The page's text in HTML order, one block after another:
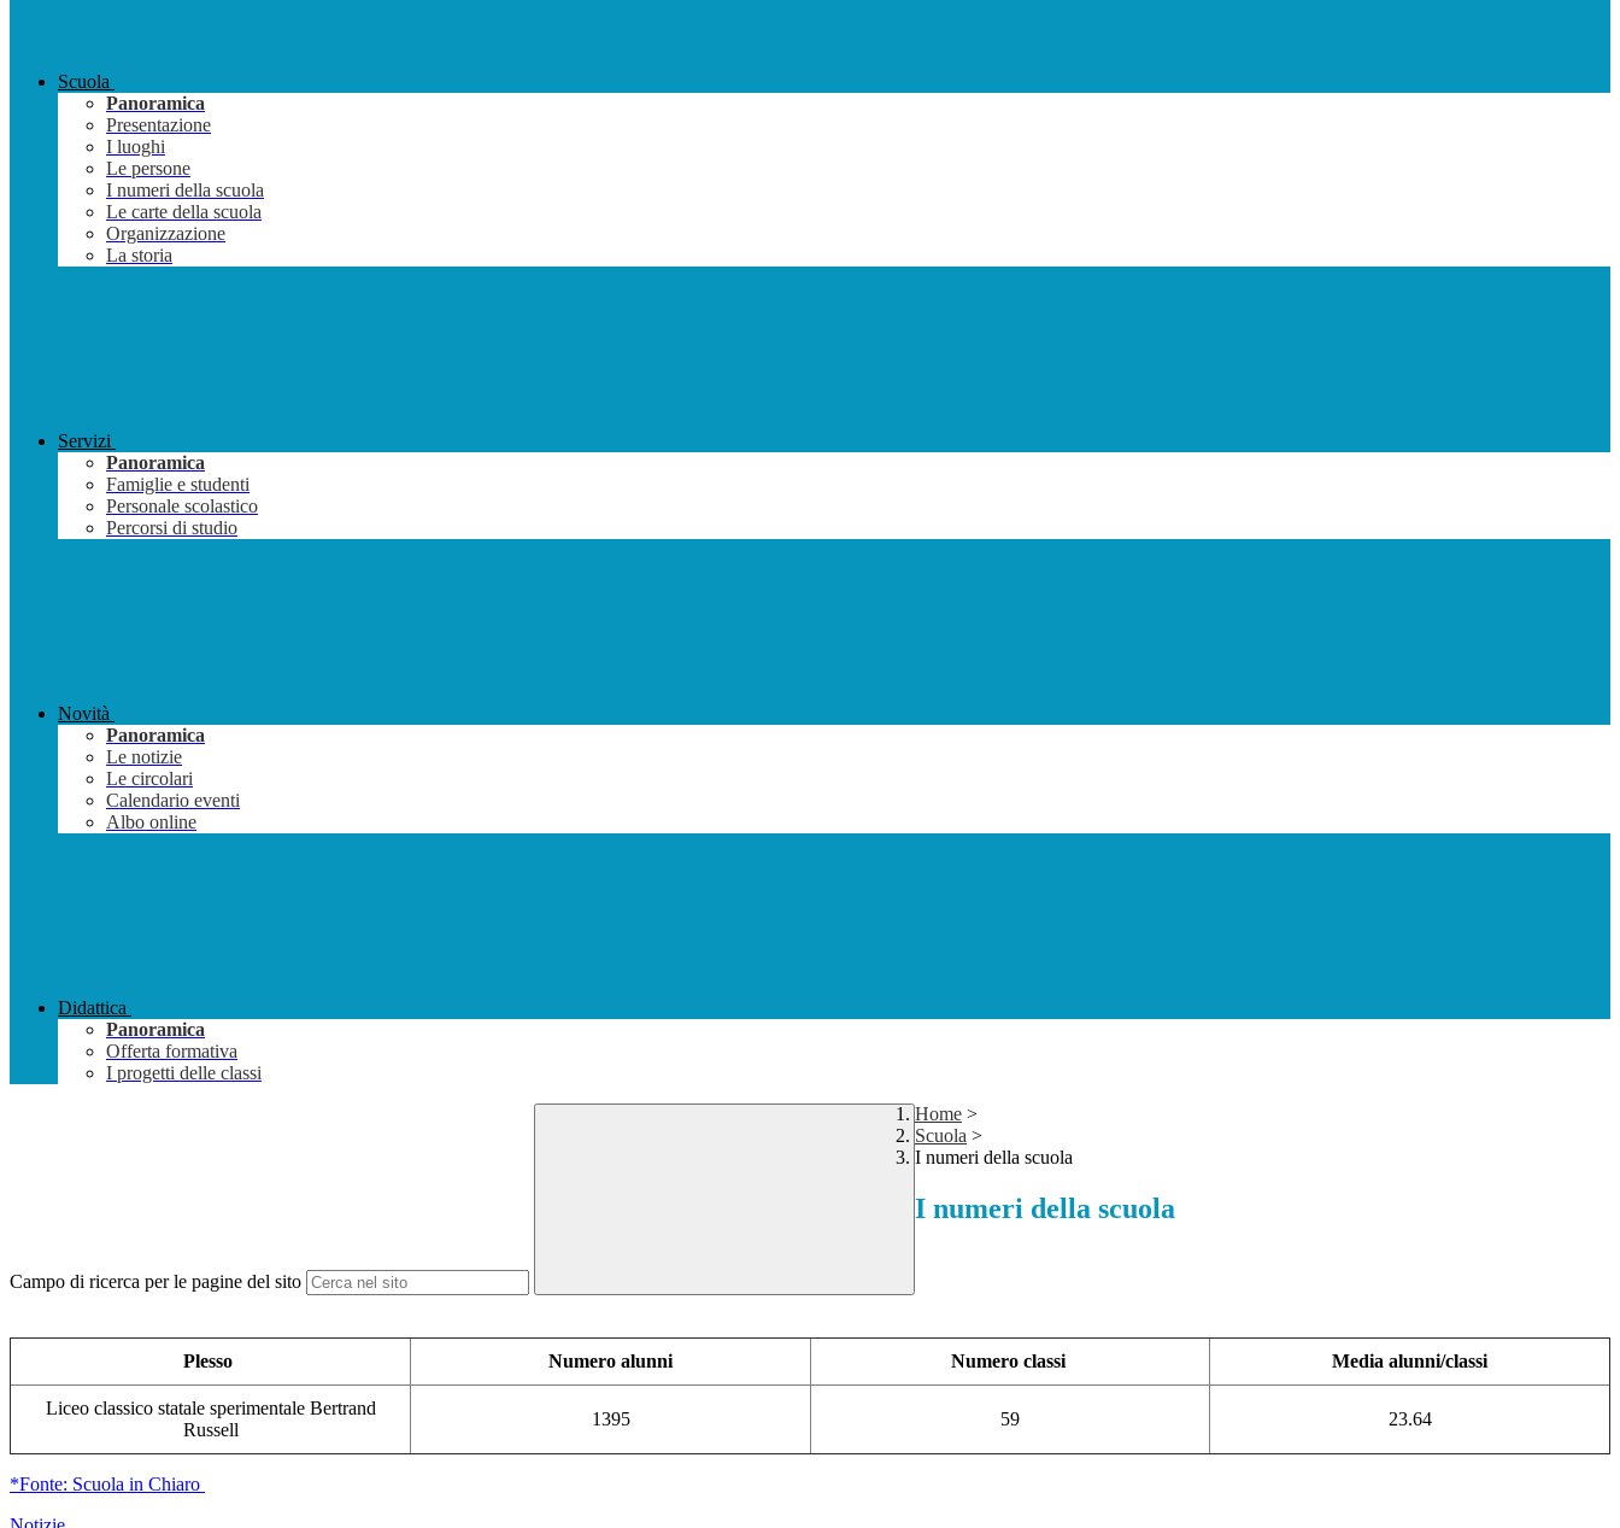
Scuola
Panoramica
Presentazione
I luoghi
Le persone
I numeri della scuola
Le carte della scuola
Organizzazione
La storia
Servizi
Panoramica
Famiglie e studenti
Personale scolastico
Percorsi di studio
Novità
Panoramica
Le notizie
Le circolari
Calendario eventi
Albo online
Didattica
Panoramica
Offerta formativa
I progetti delle classi
Campo di ricerca per le pagine del sito
Home >
Scuola >
I numeri della scuola
I numeri della scuola
Plesso Numero alunni Numero classi Media alunni/classi
Liceo classico statale sperimentale Bertrand
Russell
1395 59 23.64
*Fonte: Scuola in Chiaro